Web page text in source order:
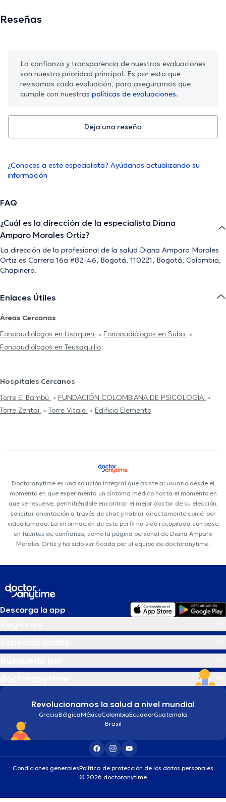
Reseñas
La confianza y transparencia de nuestras evaluaciones
son nuestra prioridad principal. Es por esto que
revisamos cada evaluación, para asegurarnos que
cumple con nuestras políticas de evaluaciones.
Deja una reseña
¿Conoces a este especialista? Ayúdanos actualizando su
información
FAQ
¿Cuál es la dirección de la especialista Diana
Amparo Morales Ortiz?
La dirección de la profesional de la salud Diana Amparo Morales
Ortiz es Carrera 16a #82-46, Bogotá, 110221, Bogotá, Colombia,
Chapinero.
Enlaces Útiles
Áreas Cercanas
Fonoaudiólogos en Usaquen
Fonoaudiólogos en Suba
Fonoaudiólogos en Teusaquillo
Hospitales Cercanos
Torre El Bambú
FUNDACIÓN COLOMBIANA DE PSICOLOGÍA
Torre Zentai
Torre Vitale Edificio Elemento
Doctoranytime es una solución integral que asiste al usuario desde el
momento en que experimenta un síntoma médico hasta el momento en
que se resuelve, permitiéndole encontrar el mejor doctor de su elección,
solicitar orientación a través de chat y hablar directamente con él por
videollamada. La información de este perfil ha sido recopilada con base
en fuentes de confianza, como la página personal de Diana Amparo
Morales Ortiz y ha sido verificada por el equipo de doctoranytime.
Descarga la app
Revolucionamos la salud a nivel mundial
GreciaBélgicaMéxicoColombiaEcuadorGuatemala
Brasil
Condiciones generalesPolítica de protección de los datos personales
© 2026 doctoranytime